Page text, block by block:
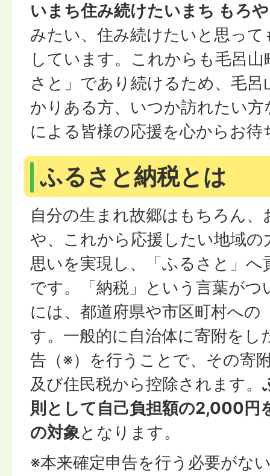
いまち住み続けたいまち もろ
みたい、住み続けたいと思っ
しています。これからも毛呂
さと」であり続けるため、毛
かりある方、いつか訪れたい
による皆様の応援を心からお
ふるさと納税とは
自分の生まれ故郷はもちろん
や、これから応援したい地域
思いを実現し、「ふるさと」
です。「納税」という言葉が
には、都道府県や市区町村への
す。一般的に自治体に寄附をし
告（※）を行うことで、その寄
及び住民税から控除されます。
則として自己負担額の2,000円
の対象となります。
※本来確定申告を行う必要がな